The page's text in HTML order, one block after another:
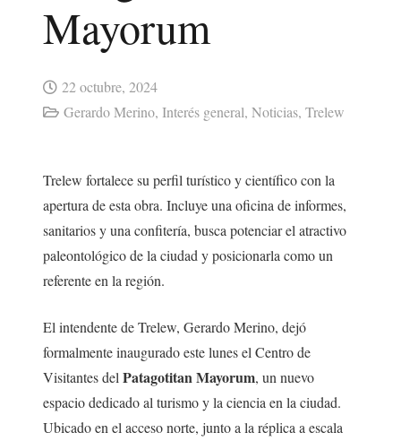
Mayorum
22 octubre, 2024
Gerardo Merino, Interés general, Noticias, Trelew
Trelew fortalece su perfil turístico y científico con la
apertura de esta obra. Incluye una oficina de informes,
sanitarios y una confitería, busca potenciar el atractivo
paleontológico de la ciudad y posicionarla como un
referente en la región.
El intendente de Trelew, Gerardo Merino, dejó
formalmente inaugurado este lunes el Centro de
Visitantes del Patagotitan Mayorum, un nuevo
espacio dedicado al turismo y la ciencia en la ciudad.
Ubicado en el acceso norte, junto a la réplica a escala